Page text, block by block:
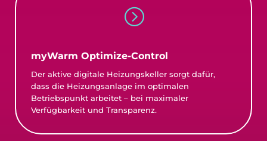
=
myWarm Optimize-Control
Der aktive digitale Heizungskeller sorgt dafür,
dass die Heizungsanlage im optimalen
Betriebspunkt arbeitet – bei maximaler
Verfügbarkeit und Transparenz.